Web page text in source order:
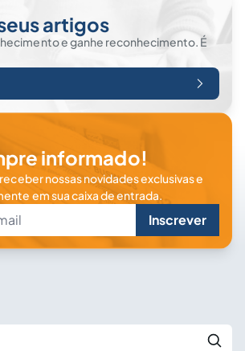
artigos
e ganhe reconhecimento. É
informado!
nossas novidades exclusivas e
em sua caixa de entrada.
Inscrever